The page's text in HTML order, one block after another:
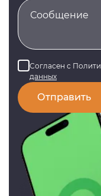
Согласен с
данных